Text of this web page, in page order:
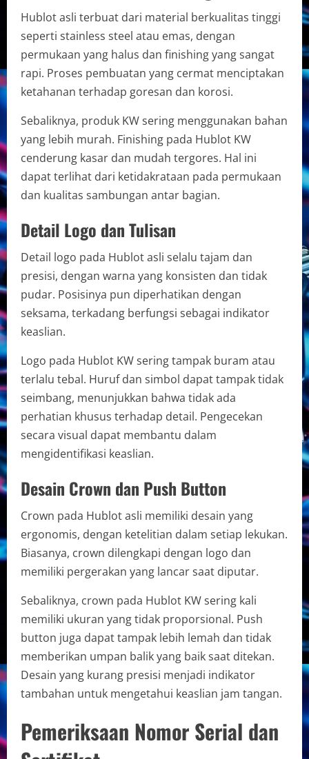
Hublot asli terbuat dari material berkualitas tinggi
seperti stainless steel atau emas, dengan
permukaan yang halus dan finishing yang sangat
rapi. Proses pembuatan yang cermat menciptakan
ketahanan terhadap goresan dan korosi.
Sebaliknya, produk KW sering menggunakan bahan
yang lebih murah. Finishing pada Hublot KW
cenderung kasar dan mudah tergores. Hal ini
dapat terlihat dari ketidakrataan pada permukaan
dan kualitas sambungan antar bagian.
Detail Logo dan Tulisan
Detail logo pada Hublot asli selalu tajam dan
presisi, dengan warna yang konsisten dan tidak
pudar. Posisinya pun diperhatikan dengan
seksama, terkadang berfungsi sebagai indikator
keaslian.
Logo pada Hublot KW sering tampak buram atau
terlalu tebal. Huruf dan simbol dapat tampak tidak
seimbang, menunjukkan bahwa tidak ada
perhatian khusus terhadap detail. Pengecekan
secara visual dapat membantu dalam
mengidentifikasi keaslian.
Desain Crown dan Push Button
Crown pada Hublot asli memiliki desain yang
ergonomis, dengan ketelitian dalam setiap lekukan.
Biasanya, crown dilengkapi dengan logo dan
memiliki pergerakan yang lancar saat diputar.
Sebaliknya, crown pada Hublot KW sering kali
memiliki ukuran yang tidak proporsional. Push
button juga dapat tampak lebih lemah dan tidak
memberikan umpan balik yang baik saat ditekan.
Desain yang kurang presisi menjadi indikator
tambahan untuk mengetahui keaslian jam tangan.
Pemeriksaan Nomor Serial dan